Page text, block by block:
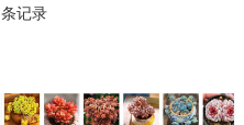
条记录